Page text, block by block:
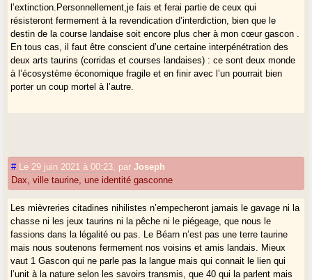
l’extinction.Personnellement,je fais et ferai partie de ceux qui
résisteront fermement à la revendication d’interdiction, bien que le
destin de la course landaise soit encore plus cher à mon cœur gascon .
En tous cas, il faut être conscient d’une certaine interpénétration des
deux arts taurins (corridas et courses landaises) : ce sont deux monde
à l’écosystème économique fragile et en finir avec l’un pourrait bien
porter un coup mortel à l’autre.
# Le 29 juin 2021 à 00:23 parJoseph
Dax, ville taurine, une identité gasconne
Les mièvreries citadines nihilistes n’empecheront jamais le gavage ni la
chasse ni les jeux taurins ni la pêche ni le piégeage, que nous le
fassions dans la légalité ou pas. Le Béarn n’est pas une terre taurine
mais nous soutenons fermement nos voisins et amis landais. Mieux
vaut 1 Gascon qui ne parle pas la langue mais qui connait le lien qui
l’unit à la nature selon les savoirs transmis, que 40 qui la parlent mais